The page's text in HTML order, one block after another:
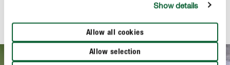
Show details
Allow all cookies
Allow selection